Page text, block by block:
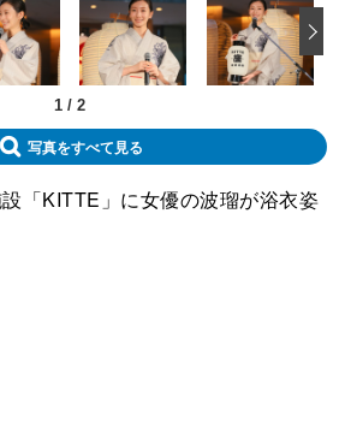
1 / 2
写真をすべて見る
「KITTE」に女優の波瑠が浴衣姿